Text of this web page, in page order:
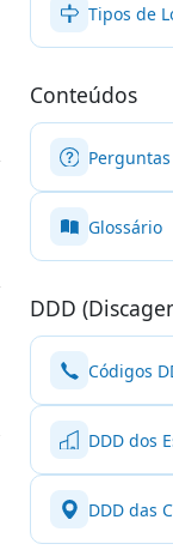
Tipos de
Conteúdos
Glossário
DDD
Códigos
DDD dos
DDD das